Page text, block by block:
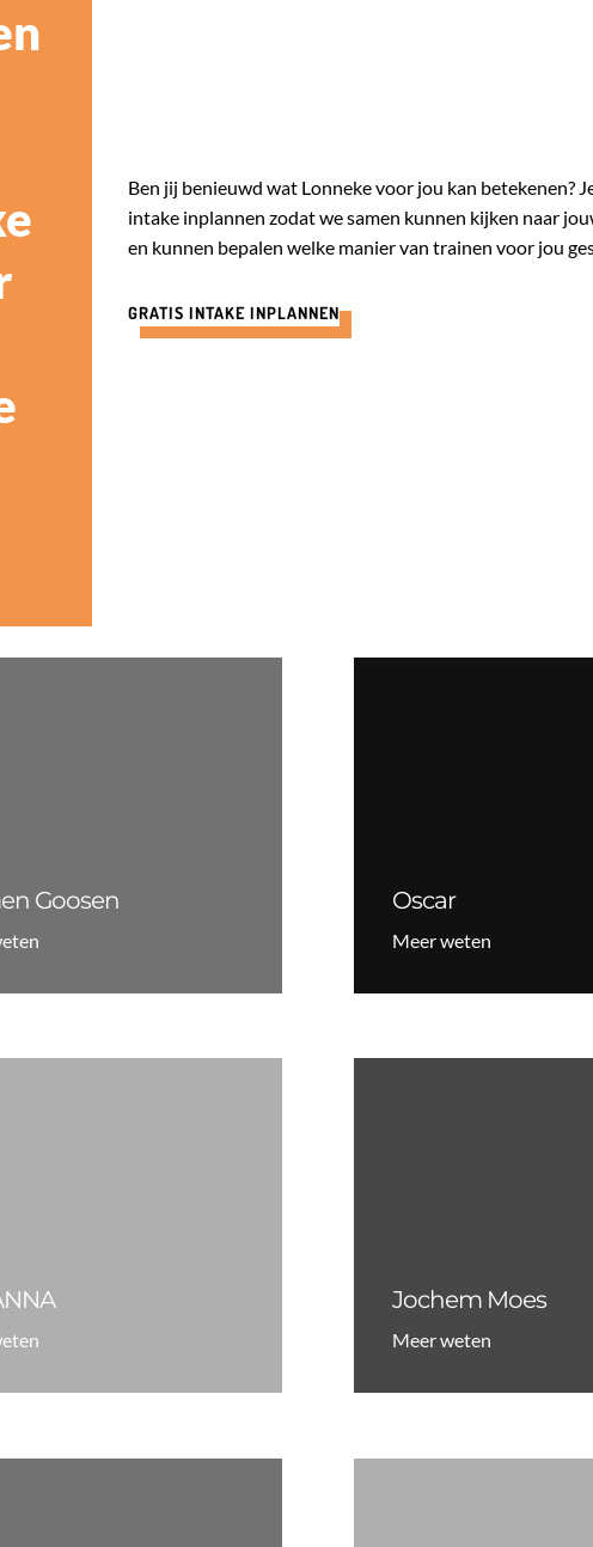
Ben jij benieuwd wat Lonneke voor jou kan betekenen?
intake inplannen zodat we samen kunnen kijken naar
en kunnen bepalen welke manier van trainen voor jou
GRATIS INTAKE INPLANNEN
Goosen Oscar
Meer weten
Jochem Moes
Meer weten